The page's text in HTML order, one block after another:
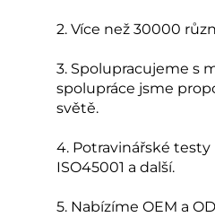
2. Více než 30000
3. Spolupracujeme s
spolupráce jsme
světě.
4. Potravinářské testy
ISO45001 a další.
5. Nabízíme OEM a